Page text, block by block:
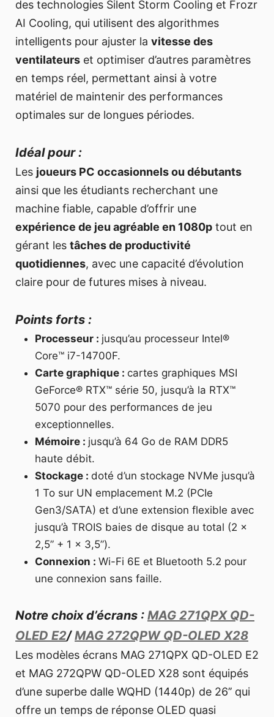
des technologies Silent Storm Cooling et Frozr
AI Cooling, qui utilisent des algorithmes
intelligents pour ajuster la vitesse des
ventilateurs et optimiser d’autres paramètres
en temps réel, permettant ainsi à votre
matériel de maintenir des performances
optimales sur de longues périodes.
Idéal pour :
Les joueurs PC occasionnels ou débutants
ainsi que les étudiants recherchant une
machine fiable, capable d’offrir une
expérience de jeu agréable en 1080p tout en
gérant les tâches de productivité
quotidiennes, avec une capacité d’évolution
claire pour de futures mises à niveau.
Points forts :
Processeur : jusqu’au processeur Intel®
Core™ i7-14700F.
Carte graphique : cartes graphiques MSI
GeForce® RTX™ série 50, jusqu’à la RTX™
5070 pour des performances de jeu
exceptionnelles.
Mémoire : jusqu’à 64 Go de RAM DDR5
haute débit.
Stockage : doté d’un stockage NVMe jusqu’à
1 To sur UN emplacement M.2 (PCIe
Gen3/SATA) et d’une extension flexible avec
jusqu’à TROIS baies de disque au total (2 x
2,5” + 1 x 3,5”).
Connexion :Wi-Fi 6E et Bluetooth 5.2 pour
une connexion sans faille.
Notre choix d’écrans : MAG 271QPX QD-
OLED E2/MAG 272QPW QD-OLED X28
Les modèles écrans MAG 271QPX QD-OLED E2
et MAG 272QPW QD-OLED X28 sont équipés
d’une superbe dalle WQHD (1440p) de 26’’ qui
offre un temps de réponse OLED quasi